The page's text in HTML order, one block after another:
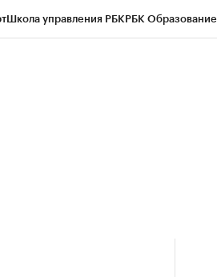
Школа управления РБКРБК Образование